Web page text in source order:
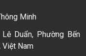
Minh
Duẩn, Phường Bến
Việt Nam